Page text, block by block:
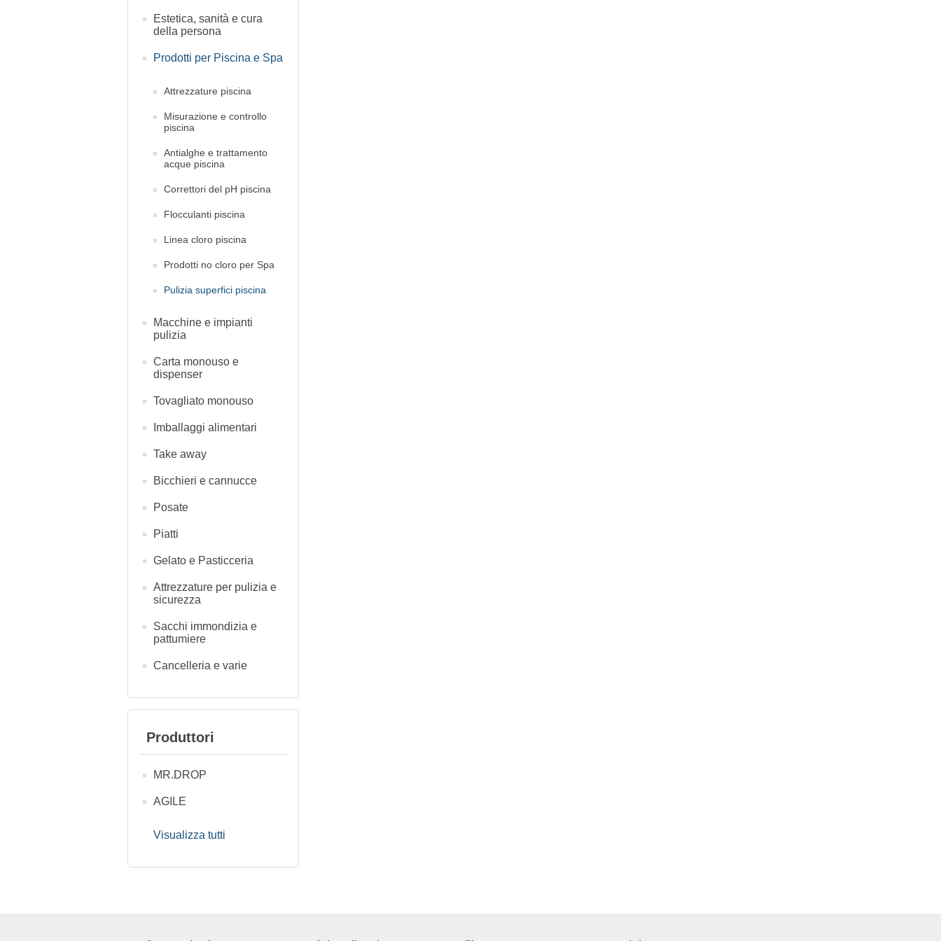
Estetica, sanità e cura
della persona
Prodotti per Piscina e Spa
Attrezzature piscina
Misurazione e controllo
piscina
Antialghe e trattamento
acque piscina
Correttori del pH piscina
Flocculanti piscina
Linea cloro piscina
Prodotti no cloro per Spa
Pulizia superfici piscina
Macchine e impianti
pulizia
Carta monouso e
dispenser
Tovagliato monouso
Imballaggi alimentari
Take away
Bicchieri e cannucce
Posate
Piatti
Gelato e Pasticceria
Attrezzature per pulizia e
sicurezza
Sacchi immondizia e
pattumiere
Cancelleria e varie
Produttori
MR.DROP
AGILE
Visualizza tutti